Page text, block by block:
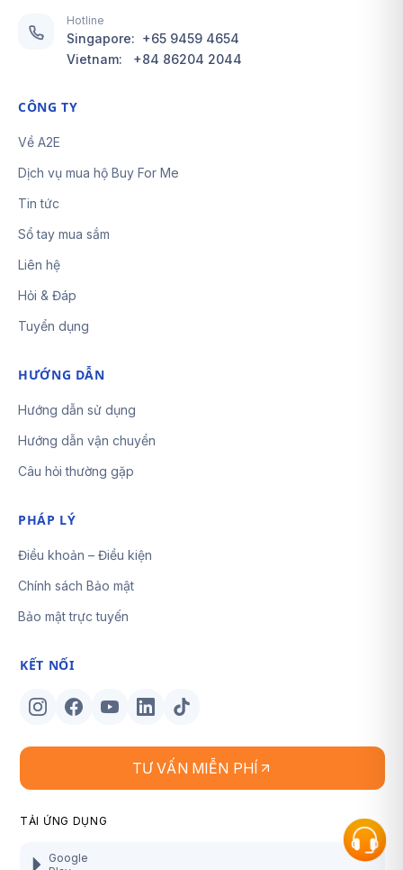
Hotline
Singapore: +65 9459 4654
Vietnam: +84 86204 2044
CÔNG TY
Về A2E
Dịch vụ mua hộ Buy For Me
Tin tức
Sổ tay mua sắm
Liên hệ
Hỏi & Đáp
Tuyển dụng
HƯỚNG DẪN
Hướng dẫn sử dụng
Hướng dẫn vận chuyển
Câu hỏi thường gặp
PHÁP LÝ
Điều khoản – Điều kiện
Chính sách Bảo mật
Bảo mật trực tuyến
KẾT NỐI
TƯ VẤN MIỄN PHÍ
TẢI ỨNG DỤNG
Google